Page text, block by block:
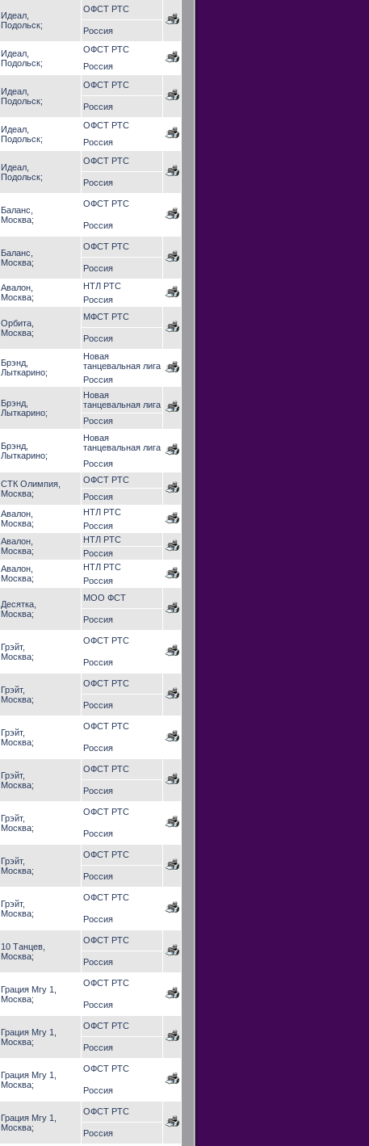
Идеал,
Подольск;
ОФСТ РТС
Россия
Идеал,
Подольск;
ОФСТ РТС
Россия
Идеал,
Подольск;
ОФСТ РТС
Россия
Идеал,
Подольск;
ОФСТ РТС
Россия
Идеал,
Подольск;
ОФСТ РТС
Россия
Баланс,
Москва;
ОФСТ РТС
Россия
Баланс,
Москва;
ОФСТ РТС
Россия
Авалон,
Москва;
НТЛ РТС
Россия
Орбита,
Москва;
МФСТ РТС
Россия
Брэнд,
Лыткарино;
Новая
танцевальная лига
Россия
Брэнд,
Лыткарино;
Новая
танцевальная лига
Россия
Брэнд,
Лыткарино;
Новая
танцевальная лига
Россия
СТК Олимпия,
Москва;
ОФСТ РТС
Россия
Авалон,
Москва;
НТЛ РТС
Россия
Авалон,
Москва;
НТЛ РТС
Россия
Авалон,
Москва;
НТЛ РТС
Россия
Десятка,
Москва;
МОО ФСТ
Россия
Грэйт,
Москва;
ОФСТ РТС
Россия
Грэйт,
Москва;
ОФСТ РТС
Россия
Грэйт,
Москва;
ОФСТ РТС
Россия
Грэйт,
Москва;
ОФСТ РТС
Россия
Грэйт,
Москва;
ОФСТ РТС
Россия
Грэйт,
Москва;
ОФСТ РТС
Россия
Грэйт,
Москва;
ОФСТ РТС
Россия
10 Танцев,
Москва;
ОФСТ РТС
Россия
Грация Мгу 1,
Москва;
ОФСТ РТС
Россия
Грация Мгу 1,
Москва;
ОФСТ РТС
Россия
Грация Мгу 1,
Москва;
ОФСТ РТС
Россия
Грация Мгу 1,
Москва;
ОФСТ РТС
Россия